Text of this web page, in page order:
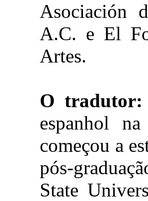
Asociación
A.C. e El
Artes.
O tradutor:
espanhol
começou a
pós-
State